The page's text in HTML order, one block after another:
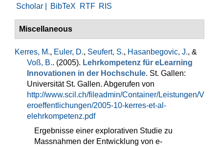
Scholar |
BibTeX RTF RIS
Miscellaneous
Kerres, M., Euler, D., Seufert, S., Hasanbegovic, J., &
Voß, B.. (2005). Lehrkompetenz für eLearning
Innovationen in der Hochschule. St. Gallen:
Universität St. Gallen. Abgerufen von
http://www.scil.ch/fileadmin/Container/Leistungen/V
eroeffentlichungen/2005-10-kerres-et-al-
elehrkompetenz.pdf
Ergebnisse einer explorativen Studie zu
Massnahmen der Entwicklung von e-